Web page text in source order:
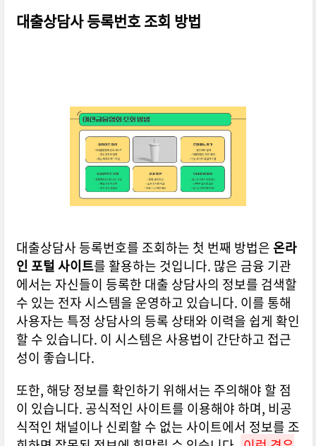
대출상담사 등록번호 조회 방법
대출상담사 등록번호를 조회하는 첫 번째 방법은 온라
인 포털 사이트를 활용하는 것입니다. 많은 금융 기관
에서는 자신들이 등록한 대출 상담사의 정보를 검색할
수 있는 전자 시스템을 운영하고 있습니다. 이를 통해
사용자는 특정 상담사의 등록 상태와 이력을 쉽게 확인
할 수 있습니다. 이 시스템은 사용법이 간단하고 접근
성이 좋습니다.
또한, 해당 정보를 확인하기 위해서는 주의해야 할 점
이 있습니다. 공식적인 사이트를 이용해야 하며, 비공
식적인 채널이나 신뢰할 수 없는 사이트에서 정보를 조